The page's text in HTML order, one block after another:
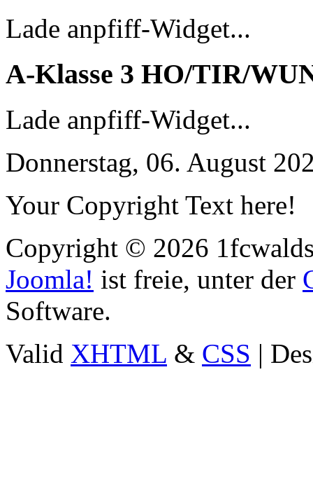
Lade anpfiff-Widget...
A-Klasse 3 HO/TIR/
Lade anpfiff-Widget...
Donnerstag, 06. August
Your Copyright Text here!
Copyright © 2026
Joomla! ist freie, unter der
Software.
Valid XHTML & CSS |